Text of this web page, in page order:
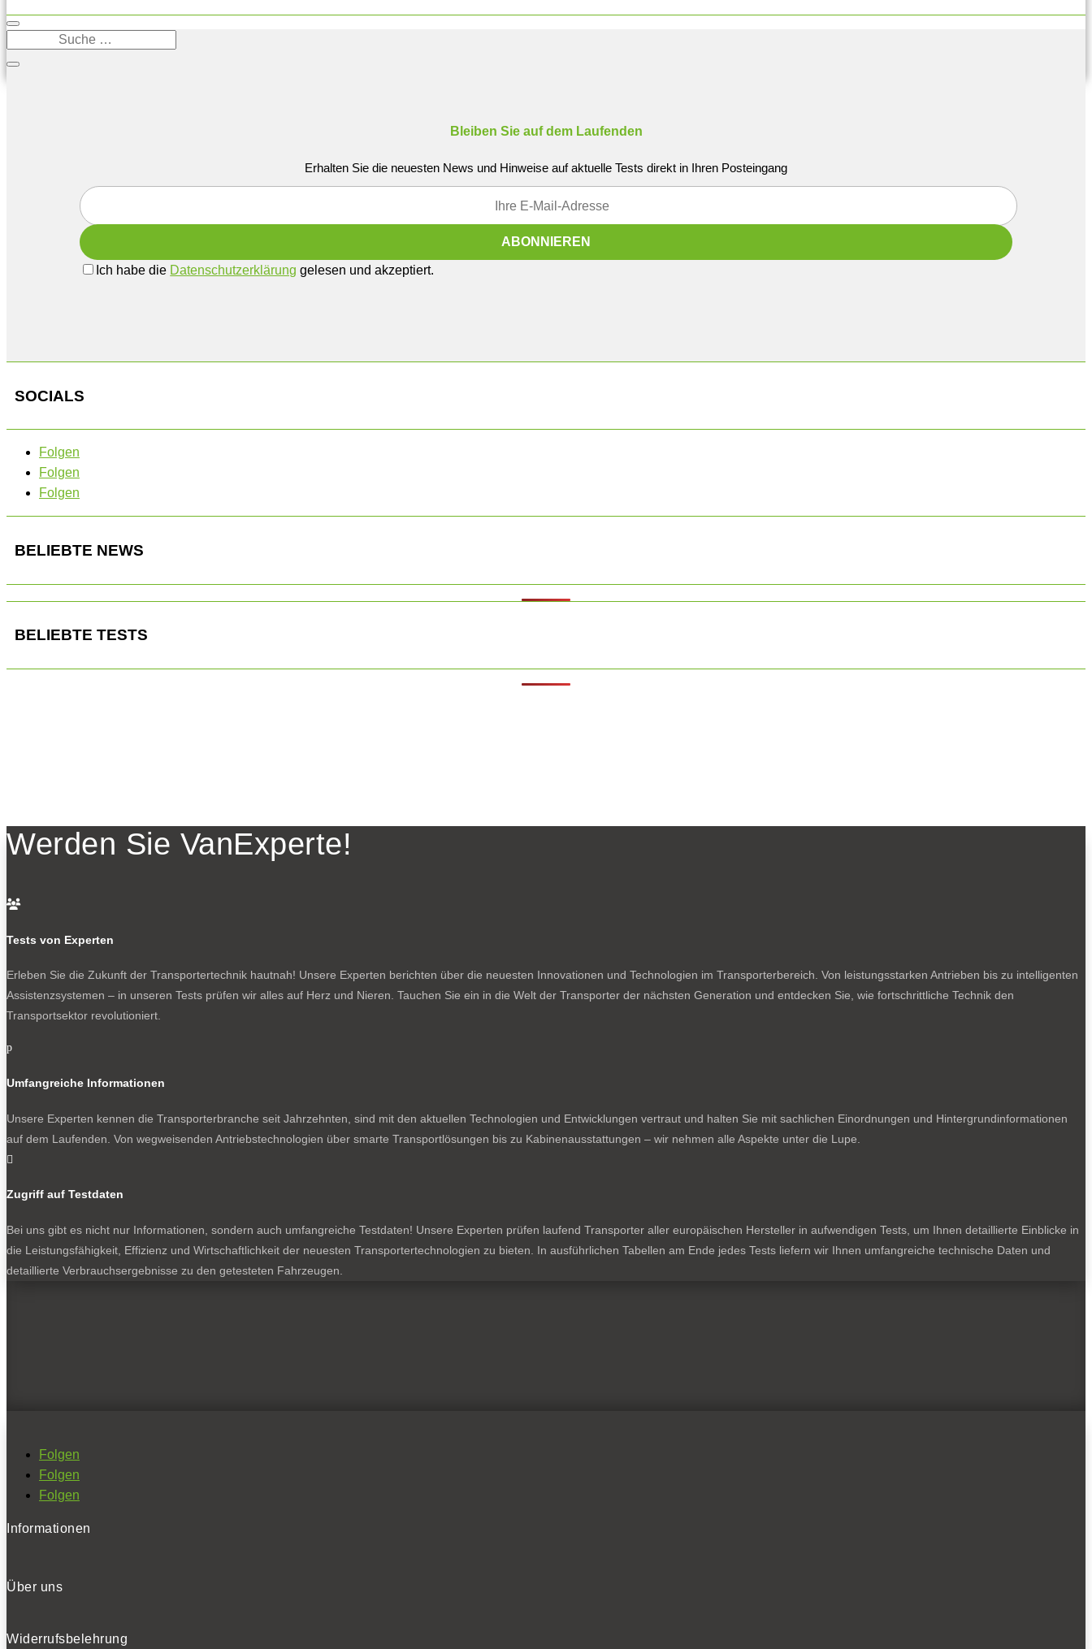
Bleiben Sie auf dem Laufenden
Erhalten Sie die neuesten News und Hinweise auf aktuelle Tests direkt in Ihren Posteingang
Ich habe die Datenschutzerklärung gelesen und akzeptiert.
SOCIALS
Folgen
Folgen
Folgen
BELIEBTE NEWS
BELIEBTE TESTS
Werden Sie VanExperte!

Tests von Experten
Erleben Sie die Zukunft der Transportertechnik hautnah! Unsere Experten berichten über die neuesten Innovationen und Technologien im Transporterbereich. Von leistungsstarken Antrieben bis zu intelligenten
Assistenzsystemen – in unseren Tests prüfen wir alles auf Herz und Nieren. Tauchen Sie ein in die Welt der Transporter der nächsten Generation und entdecken Sie, wie fortschrittliche Technik den
Transportsektor revolutioniert.
p
Umfangreiche Informationen
Unsere Experten kennen die Transporterbranche seit Jahrzehnten, sind mit den aktuellen Technologien und Entwicklungen vertraut und halten Sie mit sachlichen Einordnungen und Hintergrundinformationen
auf dem Laufenden. Von wegweisenden Antriebstechnologien über smarte Transportlösungen bis zu Kabinenausstattungen – wir nehmen alle Aspekte unter die Lupe.

Zugriff auf Testdaten
Bei uns gibt es nicht nur Informationen, sondern auch umfangreiche Testdaten! Unsere Experten prüfen laufend Transporter aller europäischen Hersteller in aufwendigen Tests, um Ihnen detaillierte Einblicke in
die Leistungsfähigkeit, Effizienz und Wirtschaftlichkeit der neuesten Transportertechnologien zu bieten. In ausführlichen Tabellen am Ende jedes Tests liefern wir Ihnen umfangreiche technische Daten und
detaillierte Verbrauchsergebnisse zu den getesteten Fahrzeugen.
Folgen
Folgen
Folgen
Informationen
Über uns
Widerrufsbelehrung